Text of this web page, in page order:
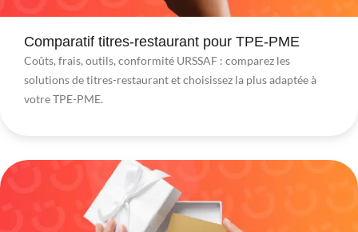
Comparatif titres-restaurant pour TPE-PME
Coûts, frais, outils, conformité URSSAF : comparez les
solutions de titres-restaurant et choisissez la plus adaptée à
votre TPE-PME.